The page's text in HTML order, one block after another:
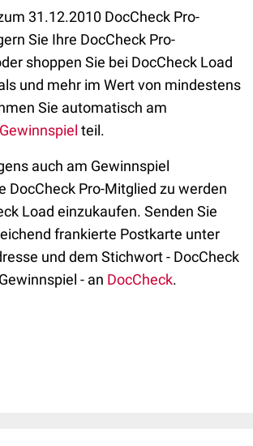
31.12.2010 DocCheck Pro-
Sie Ihre DocCheck Pro-
shoppen Sie bei DocCheck Load
und mehr im Wert von mindestens
Sie automatisch am
teil.
auch am Gewinnspiel
DocCheck Pro-Mitglied zu werden
Load einzukaufen. Senden Sie
frankierte Postkarte unter
und dem Stichwort - DocCheck
- an DocCheck.